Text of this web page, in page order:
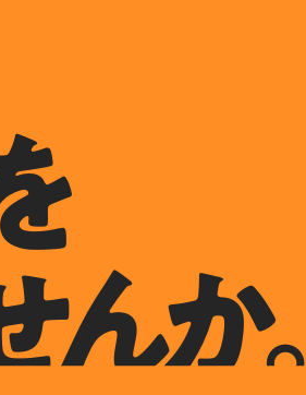
か。
か。
んか。